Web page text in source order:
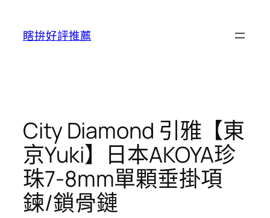
瞎拚好評推薦
City Diamond 引雅【東
京Yuki】日本AKOYA珍
珠7-8mm單顆垂掛項
鍊/鎖骨鏈